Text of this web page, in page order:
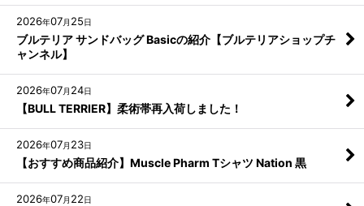
2026年07月 25日
ブルテリア サンドバッグ Basicの紹介【ブルテリアショップチ
ャンネル】
2026年07月 24日
【BULL TERRIER】柔術帯再入荷しました！
2026年07月 23日
【おすすめ商品紹介】Muscle Pharm Tシャツ Nation 黒
2026年07月 22日